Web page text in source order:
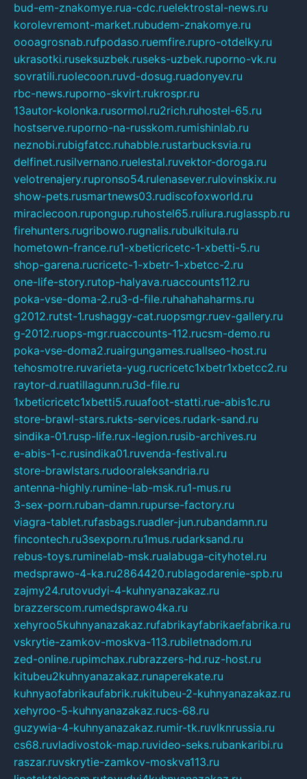
bud-em-znakomye.rua-cdc.ruelektrostal-news.ru
korolevremont-market.rubudem-znakomye.ru
oooagrosnab.rufpodaso.ruemfire.rupro-otdelky.ru
ukrasotki.ruseksuzbek.ruseks-uzbek.ruporno-vk.ru
sovratili.ruolecoon.ruvd-dosug.ruadonyev.ru
rbc-news.ruporno-skvirt.rukrospr.ru
13autor-kolonka.rusormol.ru2rich.ruhostel-65.ru
hostserve.ruporno-na-russkom.rumishinlab.ru
neznobi.rubigfatcc.ruhabble.rustarbucksvia.ru
delfinet.rusilvernano.ruelestal.ruvektor-doroga.ru
velotrenajery.rupronso54.rulenasever.rulovinskix.ru
show-pets.rusmartnews03.rudiscofoxworld.ru
miraclecoon.rupongup.ruhostel65.ruliura.ruglasspb.ru
firehunters.rugribowo.rugnalis.rubulkitula.ru
hometown-france.ru1-xbeticricetc-1-xbetti-5.ru
shop-garena.rucricetc-1-xbetr-1-xbetcc-2.ru
one-life-story.rutop-halyava.ruaccounts112.ru
poka-vse-doma-2.ru3-d-file.ruhahahaharms.ru
g2012.rutst-1.rushaggy-cat.ruopsmgr.ruev-gallery.ru
g-2012.ruops-mgr.ruaccounts-112.rucsm-demo.ru
poka-vse-doma2.ruairgungames.ruallseo-host.ru
tehosmotre.ruvarieta-yug.rucricetc1xbetr1xbetcc2.ru
raytor-d.ruatillagunn.ru3d-file.ru
1xbeticricetc1xbetti5.ruuafoot-statti.rue-abis1c.ru
store-brawl-stars.rukts-services.rudark-sand.ru
sindika-01.rusp-life.rux-legion.rusib-archives.ru
e-abis-1-c.rusindika01.ruvenda-festival.ru
store-brawlstars.rudooraleksandria.ru
antenna-highly.rumine-lab-msk.ru1-mus.ru
3-sex-porn.ruban-damn.rupurse-factory.ru
viagra-tablet.rufasbags.ruadler-jun.rubandamn.ru
fincontech.ru3sexporn.ru1mus.rudarksand.ru
rebus-toys.ruminelab-msk.rualabuga-cityhotel.ru
medsprawo-4-ka.ru2864420.rublagodarenie-spb.ru
zajmy24.rutovudyi-4-kuhnyanazakaz.ru
brazzerscom.rumedsprawo4ka.ru
xehyroo5kuhnyanazakaz.rufabrikayfabrikaefabrika.ru
vskrytie-zamkov-moskva-113.rubiletnadom.ru
zed-online.rupimchax.rubrazzers-hd.ruz-host.ru
kitubeu2kuhnyanazakaz.runaperekate.ru
kuhnyaofabrikaufabrik.rukitubeu-2-kuhnyanazakaz.ru
xehyroo-5-kuhnyanazakaz.rucs-68.ru
guzywia-4-kuhnyanazakaz.rumir-tk.ruvlknrussia.ru
cs68.ruvladivostok-map.ruvideo-seks.rubankaribi.ru
raszar.ruvskrytie-zamkov-moskva113.ru